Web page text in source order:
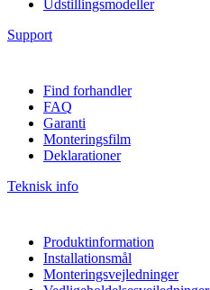
Udstillingsmodeller
Support
Find forhandler
FAQ
Garanti
Monteringsfilm
Deklarationer
Teknisk info
Produktinformation
Installationsmål
Monteringsvejledninger